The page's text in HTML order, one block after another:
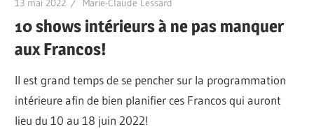
13 mai 2022 Marie-Claude Lessard
10 shows intérieurs à ne pas manquer
aux Francos!
Il est grand temps de se pencher sur la programmation
intérieure afin de bien planifier ces Francos qui auront
lieu du 10 au 18 juin 2022!